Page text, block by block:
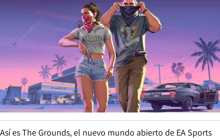
Así es The Grounds, el nuevo mundo abierto de EA Sports